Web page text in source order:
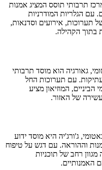
תרבותי תוסס המציג אמנות
עם הגלריות המודרניות
תערוכות, אירועים וסדנאות,
בתוך הקהילה.
גאורגיה הוא מוסד תרבותי
עתיקות. עם תערוכות החל
המוזיאון מציע
של האזור.
ג'ורג'יה היא מוסד ידוע
וההוראה. עם דגש על טיפוח
רחב של תוכניות
האמנותיים.